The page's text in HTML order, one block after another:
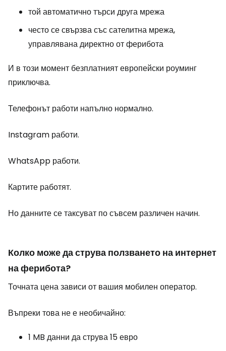
той автоматично търси друга мрежа
често се свързва със сателитна мрежа,
управлявана директно от ферибота
И в този момент безплатният европейски роуминг
приключва.
Телефонът работи напълно нормално.
Instagram работи.
WhatsApp работи.
Картите работят.
Но данните се таксуват по съвсем различен начин.
Колко може да струва ползването на интернет
на ферибота?
Точната цена зависи от вашия мобилен оператор.
Въпреки това не е необичайно:
1 MB данни да струва 15 евро